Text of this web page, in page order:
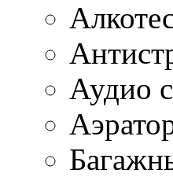
Аудио